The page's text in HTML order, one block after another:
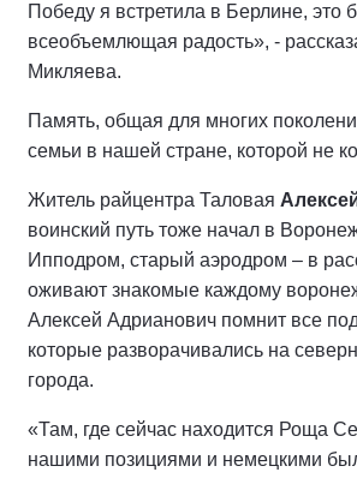
Победу я встретила в Берлине, это
всеобъемлющая радость», -
Микляева.
Память, общая для многих
семьи в нашей стране, которой не
Житель райцентра Таловая
воинский путь тоже начал в
Ипподром, старый аэродром – в
оживают знакомые каждому
Алексей Адрианович помнит все
которые разворачивались на
города.
«Там, где сейчас находится Роща
нашими позициями и немецкими